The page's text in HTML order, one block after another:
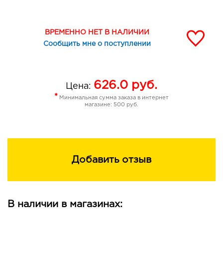
ВРЕМЕННО НЕТ В НАЛИЧИИ
Сообщить мне о поступлении
Цена: 626.0 руб.
* Минимальная сумма заказа в интернет
магазине: 500 руб.
Добавить отзыв
В наличии в магазинах: